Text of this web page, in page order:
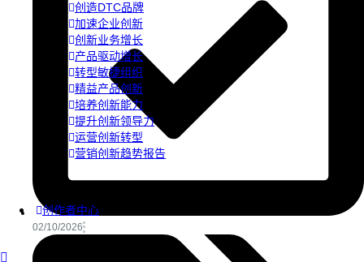
创造DTC品牌
加速企业创新
创新业务增长
产品驱动增长
转型敏捷组织
精益产品创新
培养创新能力
提升创新领导力
运营创新转型
营销创新趋势报告
创作者中心
02/10/2026